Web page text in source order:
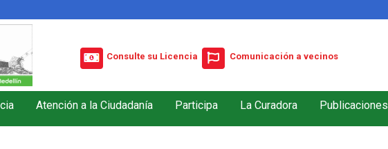
Consulte su Licencia Comunicación a vecinos
Atención a la Ciudadanía Participa La Curadora Publicaciones